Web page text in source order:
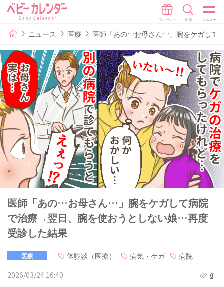
ニュース 医療 医師「あの…お母さん…」腕をケガして
医師「あの…お母さん…」腕をケガして病院
で治療→翌日、腕を使おうとしない娘…再度
受診した結果
医療 体験談（医療） 病気・ケガ
病院
2026/03/24 16:40
0